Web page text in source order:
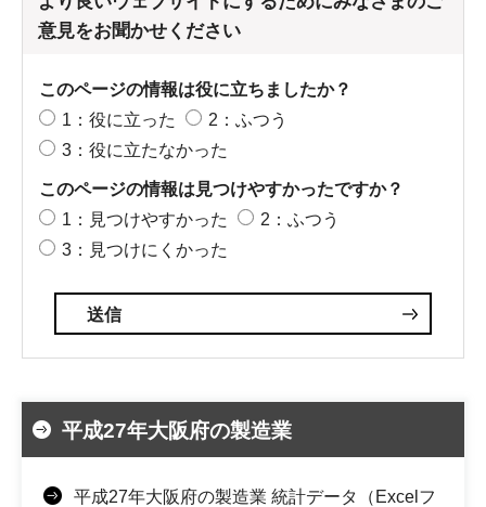
意見をお聞かせください
このページの情報は役に立ちましたか？
1：役に立った
2：ふつう
3：役に立たなかった
このページの情報は見つけやすかったですか？
1：見つけやすかった
2：ふつう
3：見つけにくかった
平成27年大阪府の製造業
平成27年大阪府の製造業 統計データ（Excelフ